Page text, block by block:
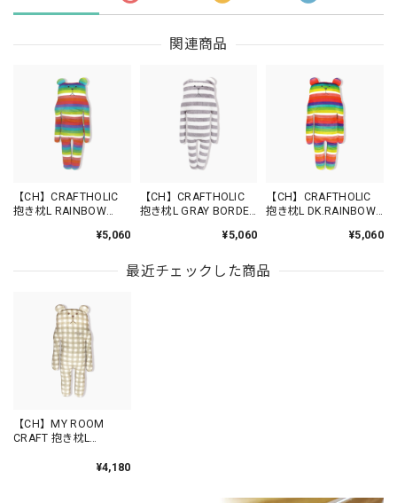
関連商品
【CH】CRAFTHOLIC
抱き枕L RAINBOW
¥5,060
【CH】CRAFTHOLIC
抱き枕L GRAY BORDER
¥5,060
【CH】CRAFTHOLIC
抱き枕L DK.RAINBOW
¥5,060
最近チェックした商品
【CH】MY ROOM
CRAFT 抱き枕L
¥4,180